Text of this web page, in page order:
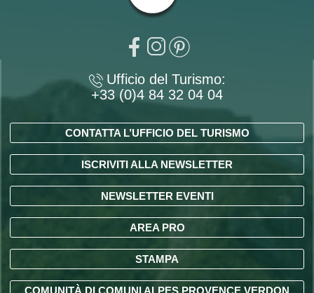
Ufficio del Turismo:
+33 (0)4 84 32 04 04
CONTATTA L’UFFICIO DEL TURISMO
ISCRIVITI ALLA NEWSLETTER
NEWSLETTER EVENTI
AREA PRO
STAMPA
COMUNITÀ DI COMUNI ALPES PROVENCE VERDON